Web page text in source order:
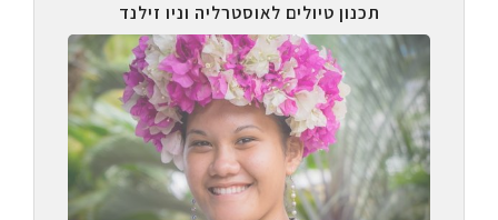
תכנון טיולים לאוסטרליה וניו זילנד